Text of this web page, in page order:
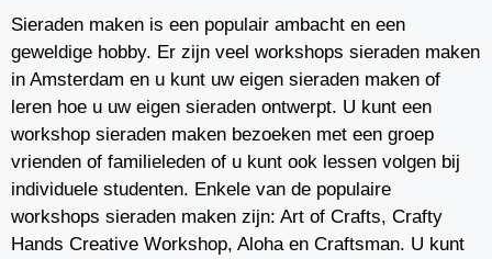
Sieraden maken is een populair ambacht en een
geweldige hobby. Er zijn veel workshops sieraden maken
in Amsterdam en u kunt uw eigen sieraden maken of
leren hoe u uw eigen sieraden ontwerpt. U kunt een
workshop sieraden maken bezoeken met een groep
vrienden of familieleden of u kunt ook lessen volgen bij
individuele studenten. Enkele van de populaire
workshops sieraden maken zijn: Art of Crafts, Crafty
Hands Creative Workshop, Aloha en Craftsman. U kunt